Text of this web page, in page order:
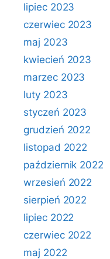
lipiec 2023
czerwiec 2023
maj 2023
kwiecień 2023
marzec 2023
luty 2023
styczeń 2023
grudzień 2022
listopad 2022
październik 2022
wrzesień 2022
sierpień 2022
lipiec 2022
czerwiec 2022
maj 2022